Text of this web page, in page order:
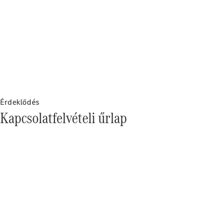
Érdeklődés
Kapcsolatfelvételi űrlap